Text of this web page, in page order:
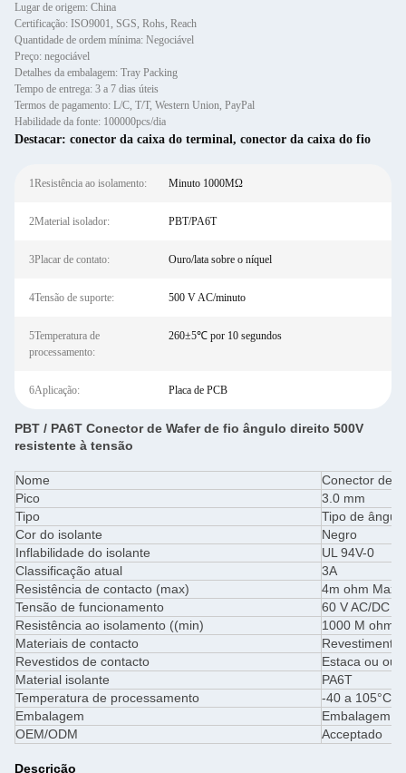
Lugar de origem: China
Certificação: ISO9001, SGS, Rohs, Reach
Quantidade de ordem mínima: Negociável
Preço: negociável
Detalhes da embalagem: Tray Packing
Tempo de entrega: 3 a 7 dias úteis
Termos de pagamento: L/C, T/T, Western Union, PayPal
Habilidade da fonte: 100000pcs/dia
Destacar: conector da caixa do terminal, conector da caixa do fio
1Resistência ao isolamento: Minuto 1000MΩ
2Material isolador: PBT/PA6T
3Placar de contato: Ouro/lata sobre o níquel
4Tensão de suporte: 500 V AC/minuto
5Temperatura de
processamento:
260±5℃ por 10 segundos
6Aplicação: Placa de PCB
PBT / PA6T Conector de Wafer de fio ângulo direito 500V
resistente à tensão
Nome
Conector de
Pico
3.0 mm
Tipo
Tipo de
Cor do isolante
Negro
Inflabilidade do isolante
UL 94V-0
Classificação atual
3A
Resistência de contacto (max)
4m ohm Max
Tensão de funcionamento
60 V AC/DC
Resistência ao isolamento ((min)
1000 M ohm
Materiais de contacto
Revestimento
Revestidos de contacto
Estaca ou
Material isolante
PA6T
Temperatura de processamento
-40 a 105°C
Embalagem
Embalagem
OEM/ODM
Acceptado
Descrição